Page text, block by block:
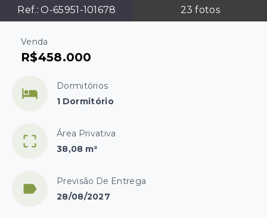
Ref.:O-65951-101678 23 fotos
Venda
R$458.000
Dormitórios
1 Dormitório
Área Privativa
38,08 m²
Previsão De Entrega
28/08/2027